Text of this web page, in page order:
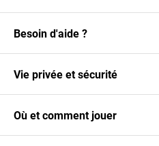
Besoin d'aide ?
Vie privée et sécurité
Où et comment jouer